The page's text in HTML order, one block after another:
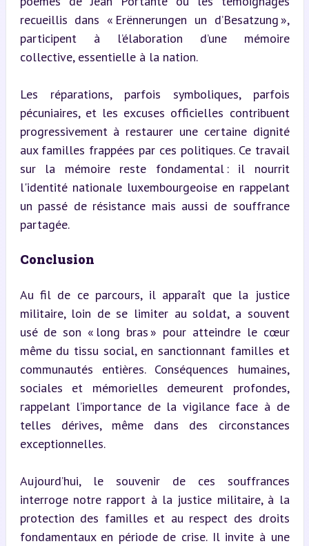
recueillis dans « Erënnerungen un d’Besatzung »,
participent à l’élaboration d’une mémoire
collective, essentielle à la nation.
Les réparations, parfois symboliques, parfois
pécuniaires, et les excuses officielles contribuent
progressivement à restaurer une certaine dignité
aux familles frappées par ces politiques. Ce travail
sur la mémoire reste fondamental : il nourrit
l'identité nationale luxembourgeoise en rappelant
un passé de résistance mais aussi de souffrance
partagée.
Conclusion
Au fil de ce parcours, il apparaît que la justice
militaire, loin de se limiter au soldat, a souvent
usé de son « long bras » pour atteindre le cœur
même du tissu social, en sanctionnant familles et
communautés entières. Conséquences humaines,
sociales et mémorielles demeurent profondes,
rappelant l’importance de la vigilance face à de
telles dérives, même dans des circonstances
exceptionnelles.
Aujourd’hui, le souvenir de ces souffrances
interroge notre rapport à la justice militaire, à la
protection des familles et au respect des droits
fondamentaux en période de crise. Il invite à une